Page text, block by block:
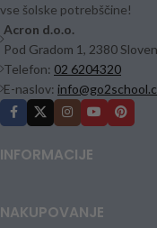
vse šolske potrebščine!
Acron d.o.o.
Pod Gradom 1, 2380
Telefon: 02 6204320
E-naslov:
INFORMACIJE
NAKUPOVANJE